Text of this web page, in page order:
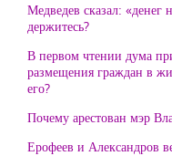
Медведев сказал: «денег
держитесь?
В первом чтении дума
размещения граждан в
его?
Почему арестован мэр
Ерофеев и Александров